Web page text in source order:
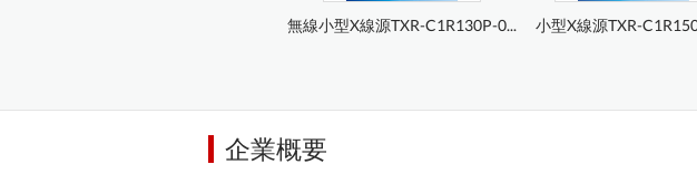
無線小型X線源TXR-C1R130P-0... 小型X線源TXR-
企業概要